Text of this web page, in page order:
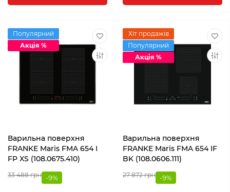
Популярний
Акція %
Варильна поверхня
FRANKE Maris FMA 654 I
FP XS (108.0675.410)
33 488 грн -9%
Хіт продажів
Популярний
Акція %
Варильна поверхня
FRANKE Maris FMA 654 IF
BK (108.0606.111)
27 872 грн -9%